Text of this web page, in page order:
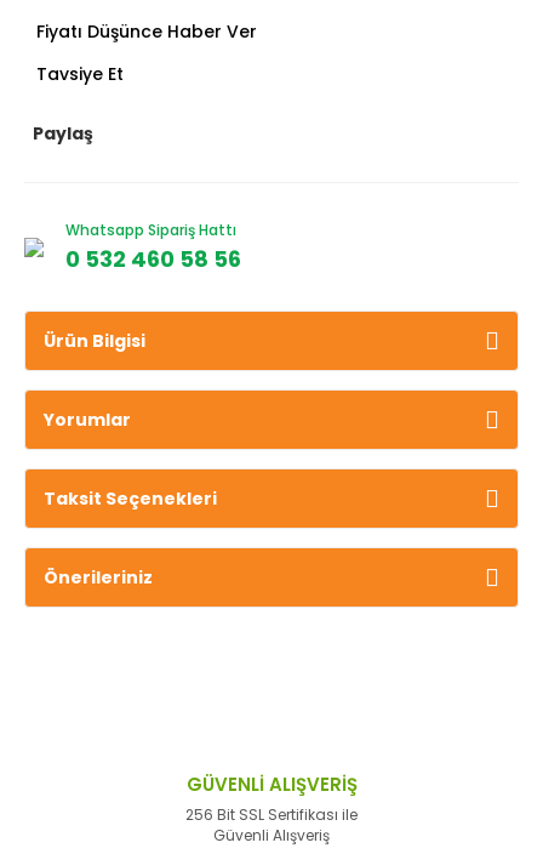
Fiyatı Düşünce Haber Ver
Tavsiye Et
Paylaş
Whatsapp Sipariş Hattı
0 532 460 58 56
Ürün Bilgisi
Yorumlar
Taksit Seçenekleri
Önerileriniz
GÜVENLİ ALIŞVERİŞ
256 Bit SSL Sertifikası ile
Güvenli Alışveriş